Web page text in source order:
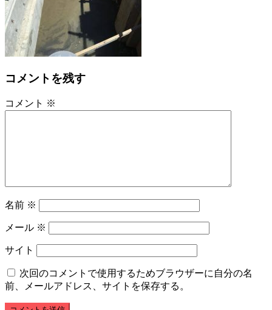
コメントを残す
コメント ※
名前 ※
メール ※
サイト
次回のコメントで使用するためブラウザーに自分の名
前、メールアドレス、サイトを保存する。